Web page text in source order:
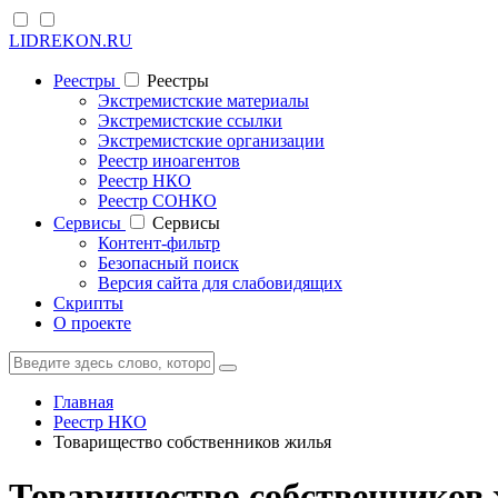
LIDREKON.RU
Реестры
Реестры
Экстремистские материалы
Экстремистские ссылки
Экстремистские организации
Реестр иноагентов
Реестр НКО
Реестр СОНКО
Cервисы
Cервисы
Контент-фильтр
Безопасный поиск
Версия сайта для слабовидящих
Скрипты
О проекте
Главная
Реестр НКО
Товарищество собственников жилья